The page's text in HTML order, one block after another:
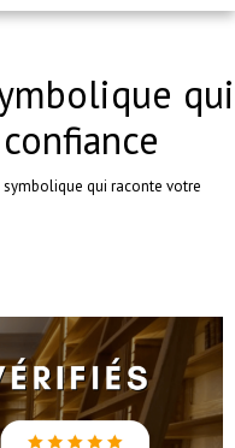
qui
symbolique qui raconte votre